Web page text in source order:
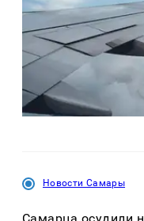
Новости Самары